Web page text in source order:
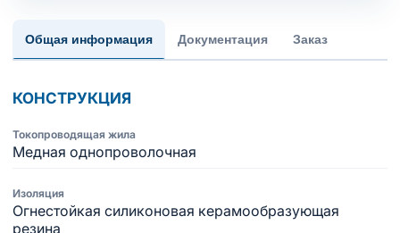
Общая информация Документация Заказ
КОНСТРУКЦИЯ
Токопроводящая жила
Медная однопроволочная
Изоляция
Огнестойкая силиконовая керамообразующая
резина